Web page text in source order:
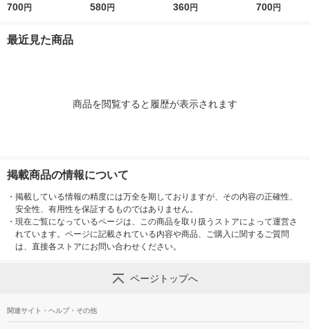
キン 180g（1人前） 1
700円
0g（1人前） 1セット
580円
（1個×2） 良品計画
360円
180g（1人前
700円
最近見た商品
商品を閲覧すると履歴が表示されます
掲載商品の情報について
・ 掲載している情報の精度には万全を期しておりますが、その内容の正確性、
安全性、有用性を保証するものではありません。
・ 現在ご覧になっているページは、この商品を取り扱うストアによって運営さ
れています。ページに記載されている内容や商品、ご購入に関するご質問
は、直接各ストアにお問い合わせください。
ページトップへ
関連サイト・ヘルプ・その他